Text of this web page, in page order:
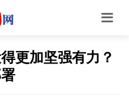
更加坚强有力？